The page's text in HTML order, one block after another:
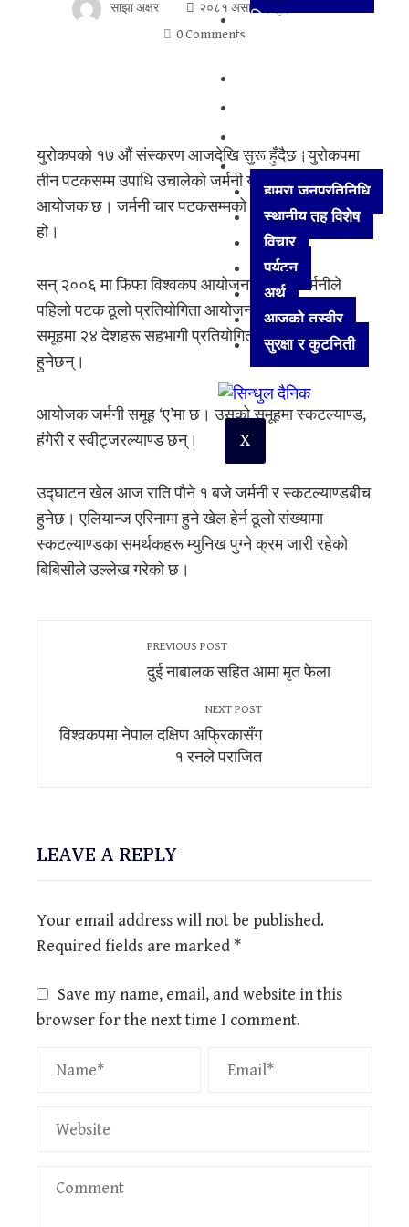
विज्ञान
अन्य
हाम्रा जनप्रतिनिधि
स्थानीय तह विशेष
विचार
पर्यटन
अर्थ
आजको तस्वीर
सुरक्षा र कुटनिती
X
साझा अक्षर
२०८१ असार १, शुक्रबार
0 Comments
युरोकपको १७ औं संस्करण आजदेखि सुरू हुँदैछ।युरोकपमा
तीन पटकसम्म उपाधि उचालेको जर्मनी यो संस्करणको
आयोजक छ। जर्मनी चार पटकसम्मको विश्वकप विजेता पनि
हो।
सन् २००६ मा फिफा विश्वकप आयोजना गरेयता जर्मनीले
पहिलो पटक ठूलो प्रतियोगिता आयोजना गर्न लागेको हो।६
समूहमा २४ देशहरू सहभागी प्रतियोगितामा कुल ५१ खेलहरू
हुनेछन्।
आयोजक जर्मनी समूह ‘ए’मा छ। उसको समूहमा स्कटल्याण्ड,
हंगेरी र स्वीट्जरल्याण्ड छन्।
उद्घाटन खेल आज राति पौने १ बजे जर्मनी र स्कटल्याण्डबीच
हुनेछ। एलियान्ज एरिनामा हुने खेल हेर्न ठूलो संख्यामा
स्कटल्याण्डका समर्थकहरू म्युनिख पुग्ने क्रम जारी रहेको
बिबिसीले उल्लेख गरेको छ।
PREVIOUS POST
दुई नाबालक सहित आमा मृत फेला
NEXT POST
विश्वकपमा नेपाल दक्षिण अफ्रिकासँग
१ रनले पराजित
LEAVE A REPLY
Your email address will not be published.
Required fields are marked *
Save my name, email, and website in this
browser for the next time I comment.